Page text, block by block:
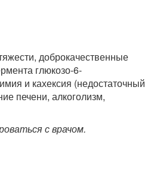
доброкачественные
глюкозо-6-
и кахексия (недостаточный
печени, алкоголизм,
с врачом.